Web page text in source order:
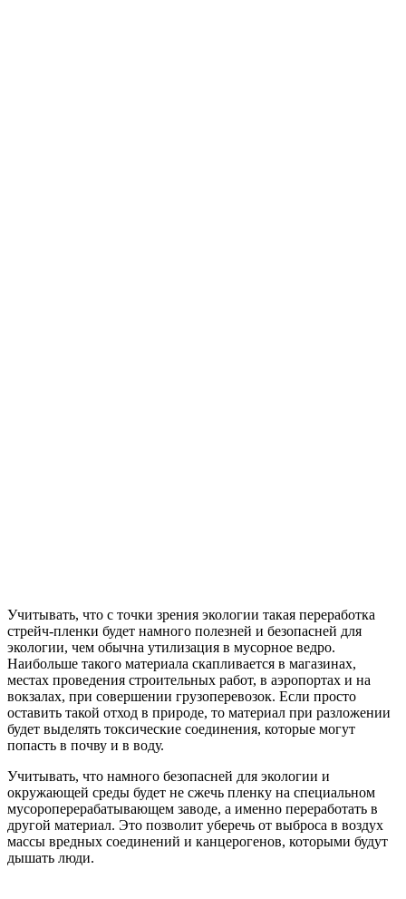
Учитывать, что с точки зрения экологии такая переработка
стрейч-пленки будет намного полезней и безопасней для
экологии, чем обычна утилизация в мусорное ведро.
Наибольше такого материала скапливается в магазинах,
местах проведения строительных работ, в аэропортах и на
вокзалах, при совершении грузоперевозок. Если просто
оставить такой отход в природе, то материал при разложении
будет выделять токсические соединения, которые могут
попасть в почву и в воду.
Учитывать, что намного безопасней для экологии и
окружающей среды будет не сжечь пленку на специальном
мусороперерабатывающем заводе, а именно переработать в
другой материал. Это позволит уберечь от выброса в воздух
массы вредных соединений и канцерогенов, которыми будут
дышать люди.